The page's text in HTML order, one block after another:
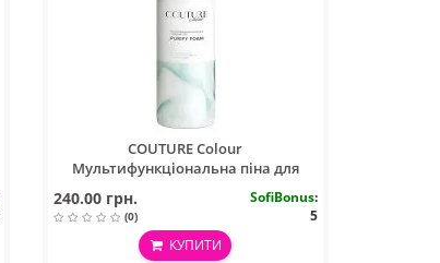
COUTURE Colour
Мультифункціональна піна для
очищення стоп 150мл/Purify Foam
240.00 грн.
(0)
SofiBonus:
5
КУПИТИ